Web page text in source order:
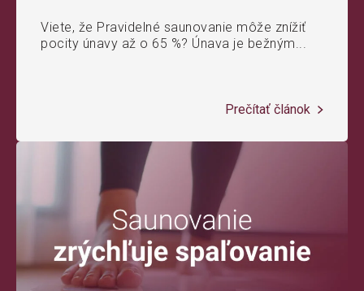
Viete, že Pravidelné saunovanie môže znížiť
pocity únavy až o 65 %? Únava je bežným...
Prečítať článok